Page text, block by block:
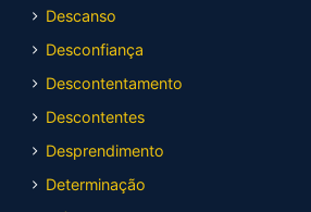
Descanso
Desconfiança
Descontentamento
Descontentes
Desprendimento
Determinação